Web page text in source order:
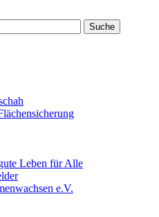
Suche
Leben für Alle
e.V.